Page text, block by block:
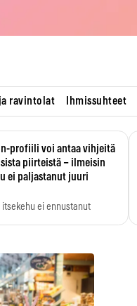
ravintolat Ihmissuhteet
profiili voi antaa vihjeitä
piirteistä – ilmeisin
ei paljastanut juuri
itsekehu ei ennustanut